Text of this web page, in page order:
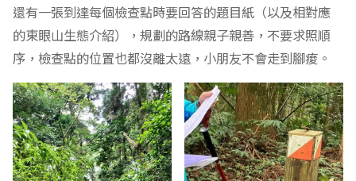
還有一張到達每個檢查點時要回答的題目紙（以及相對應
的東眼山生態介紹），規劃的路線親子親善，不要求照順
序，檢查點的位置也都沒離太遠，小朋友不會走到腳痠。